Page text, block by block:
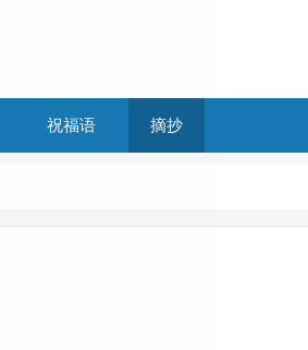
祝福语 摘抄